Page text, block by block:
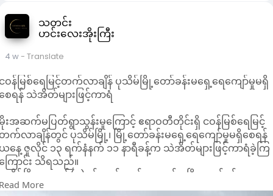
သတင်း
ဟင်းလေးအိုးကြီး
4 w- Translate
ဝန်မြစ်ရေမြင့်တက်လာချိန် ပုသိမ်မြို့တော်ခန်းမရှေ့ရေကျော်မှုမရှိ
ေရန် သဲအိတ်များဖြင့်ကာရံ
းအဆက်မပြတ်ရွာသွန်းမှုကြောင့် ဧရာဝတီတိုင်းရှိ ငဝန်မြစ်ရေမြင့်
က်လာချိန်တွင် ပုသိမ်မြို့၊ မြို့တော်ခန်းမရှေ့ရေကျော်မှုမရှိစေရန်
နေ့ ဇူလိုင် ၁၃ ရက်နံနက် ၁၁ နာရီခန့်က သဲအိတ်များဖြင့်ကာရံခဲ့ကြ
ြောင်း သိရသည်။
သိမ်မြို့၊ အမှတ်(၄)ရပ်ကွက်၊ ကမ်းနားလမ်း၊ မြို့ တော်ခန်းမရှေ့
င် ငဝန်မြစ်ရေမြင့်တက်လာချိန်၌ မြစ်ရေများ ကမ်းနားလမ်းမပေါ်
More